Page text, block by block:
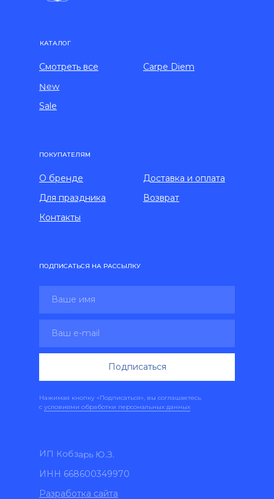
ИП Кобзарь Ю.З.
ИНН 668600349970
О бренде
Доставка и оплата
Возврат
Разработка сайта
Нажимая кнопку «Подписаться», вы соглашаетесь
с условиями обработки персональных данных
Подписаться
КАТАЛОГ
ПОКУПАТЕЛЯМ
Carpe Diem
Смотреть все
New
Sale
ПОДПИСАТЬСЯ НА РАССЫЛКУ
Контакты
Для праздника